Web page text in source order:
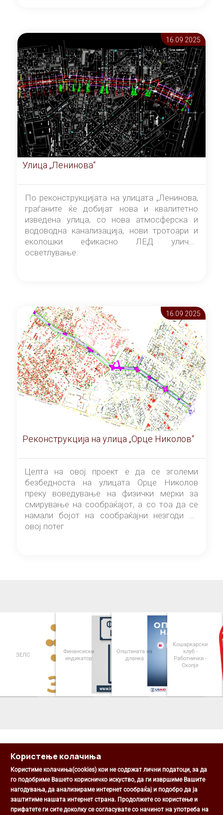
16.09 2025
Улица „Ленинова“
По реконструкцијата на улицата „Ленинова,
граѓаните ќе добијат нова и квалитетно
изведена улица, со нова атмосферска и
водоводна канализација, нови тротоари и
еколошки ефикасно ЛЕД улично
осветлување.
16.09 2025
Реконструкција на улица „Орце Николов“
Целта на овој проект е да се зголеми
безбедноста на улицата Орце Николов
преку воведување на физички мерки за
смирување на сообраќајот, а со тоа да се
намали бојот на сообраќајни незгоди на
овој потег
ЗЕЛС
Финансиски
индикатор
Општината на
дланка
Кошаркарски
клуб -
Работнички -
Скопје
Општина Центар
Михаил Цоков бр. 1, Скопје
Користење колачиња
Користиме колачиња(cookies) кои не содржат лични податоци, за да
го подобриме Вашето корисничко искуство, да ги извршиме Вашите
нагодувања, да анализираме интернет сообраќај и подобро да ја
заштитиме нашата интернет страна. Продолжете со користење и
прифатете ги сите доколку се согласувате со начинот на употреба на